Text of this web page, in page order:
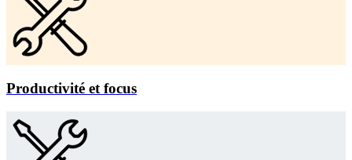
Productivité et focus